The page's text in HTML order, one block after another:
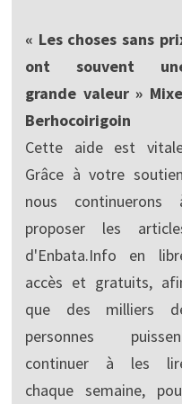
« Les choses sans
ont souvent
grande valeur »
Berhocoirigoin
Cette aide est
Grâce à votre
nous continuerons
proposer les
d'Enbata.Info en
accès et gratuits,
que des milliers
personnes
continuer à les
chaque semaine,